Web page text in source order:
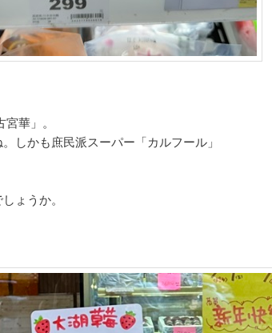
華」。
しかも庶民派スーパー「カルフール」
ょうか。